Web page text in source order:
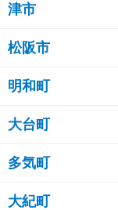
津市
松阪市
明和町
大台町
多気町
大紀町